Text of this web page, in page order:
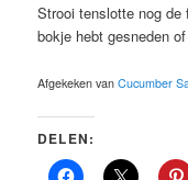
Strooi tenslotte nog
bokje hebt gesneden
Afgekeken vanCucumber
DELEN: